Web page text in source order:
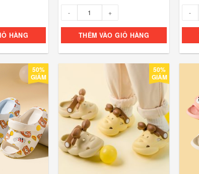
HÀNG THÊM VÀO GIỎ HÀNG
50%
GIẢM
50%
GIẢM